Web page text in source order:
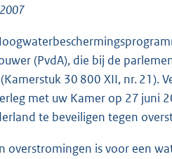
9
K
b
(PvdA), die bij de
30 800 XII, nr. 21).
met uw Kamer op 27 juni
te beveiligen tegen
overstromingen is voor een